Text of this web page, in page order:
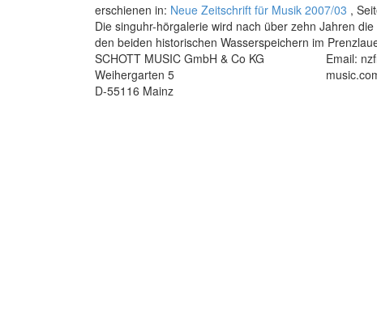
erschienen in: Neue Zeitschrift für Musik 2007/03 ,
Die singuhr-hörgalerie wird nach über zehn Jahren
den beiden historischen Wasserspeichern im
SCHOTT MUSIC GmbH & Co KG
Weihergarten 5
D-55116 Mainz
Email: